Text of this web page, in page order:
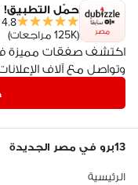
مصر
حمّل التطبيق!
4.8
(125K مراجعات)
اكتشف صفقات مميزة
وتواصل مع آلاف
13برو في مصر الجديدة
الرئيسية